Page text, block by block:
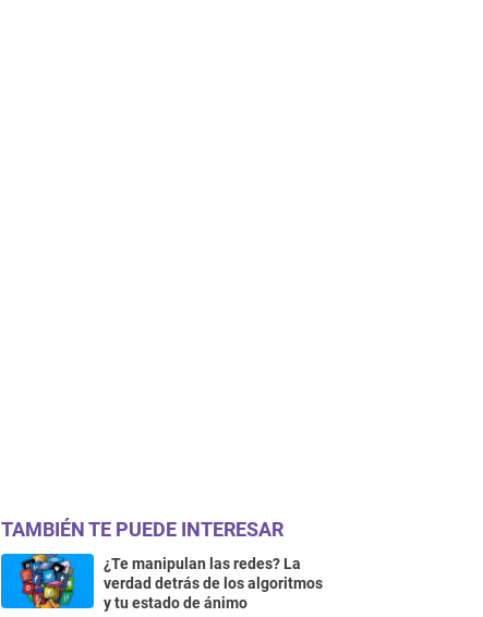
TAMBIÉN TE PUEDE INTERESAR
¿Te manipulan las redes? La
verdad detrás de los algoritmos
y tu estado de ánimo